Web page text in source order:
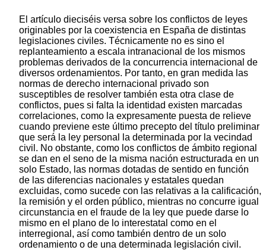
El artículo dieciséis versa sobre los conflictos de leyes
originables por la coexistencia en España de distintas
legislaciones civiles. Técnicamente no es sino el
replanteamiento a escala intranacional de los mismos
problemas derivados de la concurrencia internacional de
diversos ordenamientos. Por tanto, en gran medida las
normas de derecho internacional privado son
susceptibles de resolver también esta otra clase de
conflictos, pues si falta la identidad existen marcadas
correlaciones, como la expresamente puesta de relieve
cuando previene este último precepto del título preliminar
que será la ley personal la determinada por la vecindad
civil. No obstante, como los conflictos de ámbito regional
se dan en el seno de la misma nación estructurada en un
solo Estado, las normas dotadas de sentido en función
de las diferencias nacionales y estatales quedan
excluidas, como sucede con las relativas a la calificación,
la remisión y el orden público, mientras no concurre igual
circunstancia en el fraude de la ley que puede darse lo
mismo en el plano de lo interestatal como en el
interregional, así como también dentro de un solo
ordenamiento o de una determinada legislación civil.